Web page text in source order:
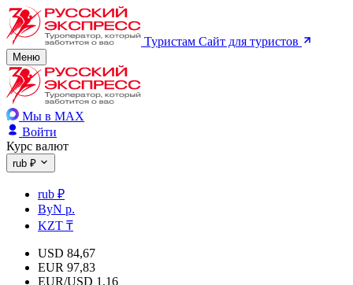
Туристам Сайт для туристов
Меню
Мы в MAX
Войти
Курс валют
rub ₽
rub ₽
ByN р.
KZT ₸
USD 84,67
EUR 97,83
EUR/USD 1,16